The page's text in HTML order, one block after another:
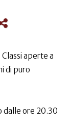
Classi aperte a
di puro
dalle ore 20.30